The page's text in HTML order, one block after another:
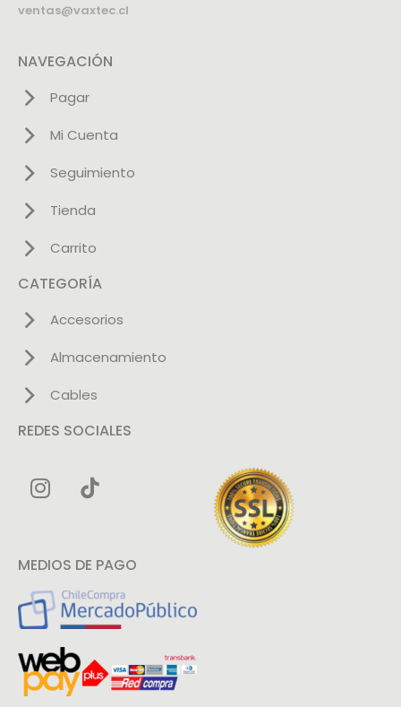
ventas@vaxtec.cl
NAVEGACIÓN
Pagar
Mi Cuenta
Seguimiento
Tienda
Carrito
CATEGORÍA
Accesorios
Almacenamiento
Cables
REDES SOCIALES
MEDIOS DE PAGO